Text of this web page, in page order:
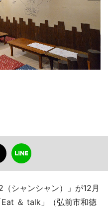
シャンシャン）」が12月
＆ talk」（弘前市和徳